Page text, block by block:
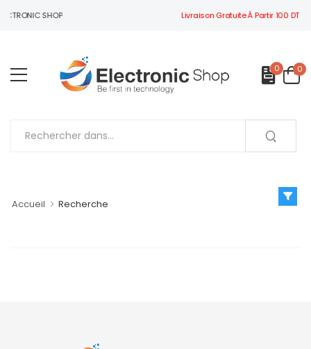
SHOP Livraison Gratuite À Partir 100 DT
0 0
Accueil Recherche